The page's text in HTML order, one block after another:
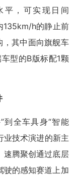
平，可实现日间
135km/h的静止前
其中面向旗舰车
型的B版标配1颗
到全车具身“智能
业技术演进的新主
速腾聚创通过底层
驶的感知赛道上加